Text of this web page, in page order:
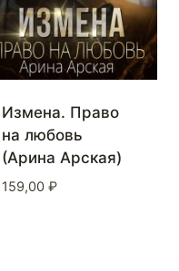
Измена. Право
на любовь
(Арина Арская)
159,00 ₽